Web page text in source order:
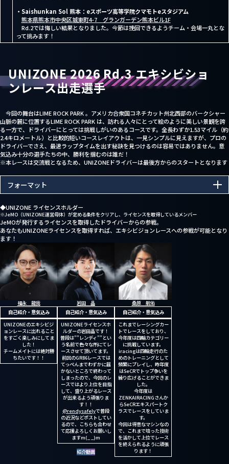
・Saishunkan Sol 熊本：eスポーツ高等学院クマモトeスタジアム
熊本県熊本市中央区城東町4-7 グランガーデン熊本ビル1F
Rd.2では悔しい結果となりました。今節は挽回できるようチーム・会場一丸とな
って挑みます！
UNIZONE 2026 Rd.3 エキシビショ
ンレース出走選手
今回の舞台はLIME ROCK PARK 。アメリカ合衆国コネチカット州北西部のバークシャー
山脈の麓に位置するLIME ROCK PARK は、訪れる人々にとって絵のように美しい景観を誇
る一方で、ドライバーにとっては挑戦しがいのあるコースです。全長わずか1.53マイル（約
2.4キロメートル）と比較的短いコースレイアウトは、一見シンプルに見えますが、プロの
ドライバーでさえ、最速ラップタイムを出す秘訣を見つけるのは容易ではありません。意
気込み十分の選手たちの中、勝利を掴むのは誰だ！
※本レースは交流戦となるため、UNIZONEドライバーは最後方からのスタートとなります
フォーマット
◆UNIZONE ライセンスホルダー
※JeMO（UNIZONE運営母体）が定める条件をクリアし、ライセンスを取得しているメンバー
JeMOが発行するライセンスを取得したドライバーからの参戦。
あなたもUNIZONEライセンスを取得すれば、エキシビジョンレースへの参戦が可能となり
ます！
福永 龍我
自己紹介・意気込み
UNIZONEのエキシビジ
ョンレースに出れること
をすごく楽しみにしてま
した！
チームメイトには絶対勝
ちたいです！！
岩田 晶
自己紹介・意気込み
UNIZONEライセンスホ
ルダーの岩田晶です！
普段は””レンディ””とい
う名前で色々な所にてレ
ースさせて頂いてます。
前回のGR86レースでは
てっぺんまでわずかに届
かないところで終わって
しまったので、今回のレ
ースではより上位を目指
して、盛り上がるレース
が出来るよう頑張りま
す！！
@rendysafelyで普段
の近況などポストしてい
るので、こちらも合わせ
て応援よろしくお願いし
ますm(_ _)m
紹介動画
桑原 航佑
自己紹介・意気込み
これまでレーシングカー
トでレースをしており、
今年度は四輪カテゴリー
に挑戦しています。
iracingは四輪走行のた
めのトレーニングとして
頻繁にプレイし、昨年度
はSeCRでトップ争いを
繰り広げることができま
した。
今年度は
ZENKAIRACINGさんか
らSeCRエキスパートク
ラスでレースをしていま
す。
今回は得意なマシンなの
で、これまで培った技術
を活かして上位でレース
を終えられるように頑張
ります！